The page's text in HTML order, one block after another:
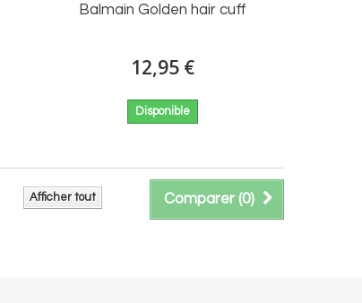
Balmain Golden hair cuff
12,95 €
Disponible
Comparer (0)
Afficher tout